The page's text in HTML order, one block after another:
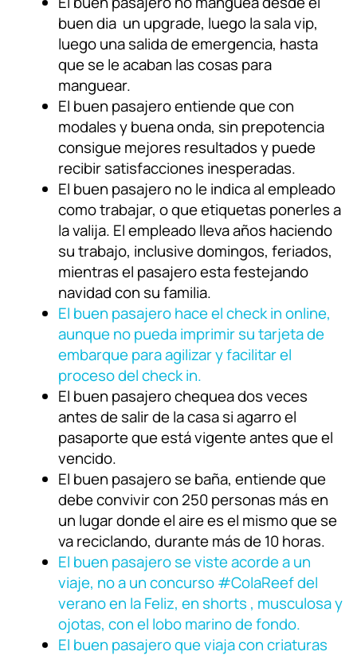
buen dia un upgrade, luego la sala vip,
luego una salida de emergencia, hasta
que se le acaban las cosas para
manguear.
El buen pasajero entiende que con
modales y buena onda, sin prepotencia
consigue mejores resultados y puede
recibir satisfacciones inesperadas.
El buen pasajero no le indica al empleado
como trabajar, o que etiquetas ponerles a
la valija. El empleado lleva años haciendo
su trabajo, inclusive domingos, feriados,
mientras el pasajero esta festejando
navidad con su familia.
El buen pasajero hace el check in online,
aunque no pueda imprimir su tarjeta de
embarque para agilizar y facilitar el
proceso del check in.
El buen pasajero chequea dos veces
antes de salir de la casa si agarro el
pasaporte que está vigente antes que el
vencido.
El buen pasajero se baña, entiende que
debe convivir con 250 personas más en
un lugar donde el aire es el mismo que se
va reciclando, durante más de 10 horas.
El buen pasajero se viste acorde a un
viaje, no a un concurso #ColaReef del
verano en la Feliz, en shorts , musculosa y
ojotas, con el lobo marino de fondo.
El buen pasajero que viaja con criaturas